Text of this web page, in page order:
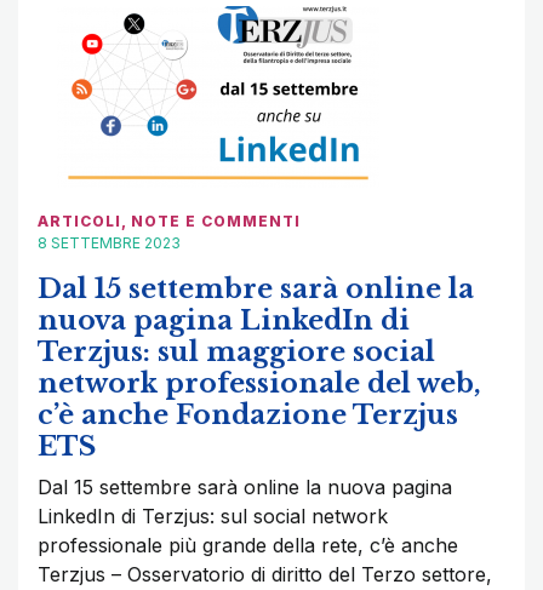
ARTICOLI , NOTE E COMMENTI
8 SETTEMBRE 2023
Dal 15 settembre sarà online la
nuova pagina LinkedIn di
Terzjus: sul maggiore social
network professionale del web,
c’è anche Fondazione Terzjus
ETS
Dal 15 settembre sarà online la nuova pagina
LinkedIn di Terzjus: sul social network
professionale più grande della rete, c’è anche
Terzjus – Osservatorio di diritto del Terzo settore,